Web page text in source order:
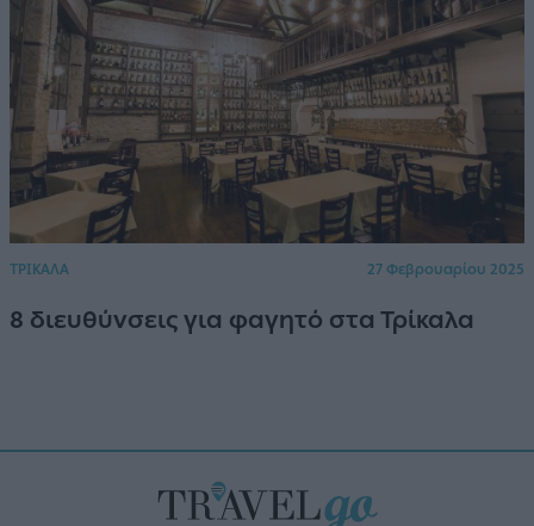
ΤΡΙΚΑΛΑ 27 Φεβρουαρίου 2025
8 διευθύνσεις για φαγητό στα Τρίκαλα